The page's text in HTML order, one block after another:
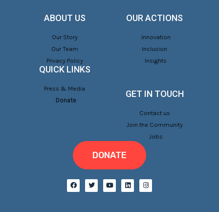
ABOUT US
Our Story
Our Team
Privacy Policy
OUR ACTIONS
Innovation
Inclusion
Insights
QUICK LINKS
Press & Media
Donate
GET IN TOUCH
Contact us
Join the Community
Jobs
DONATE